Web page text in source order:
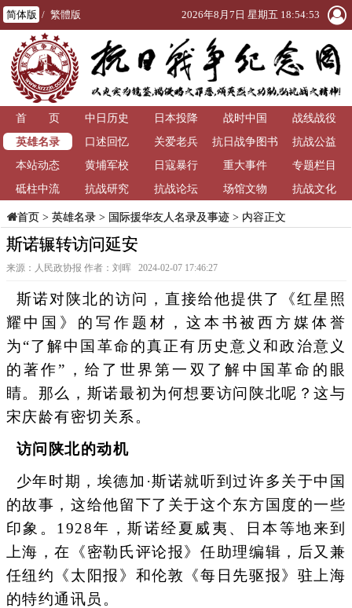
简体版 / 繁體版 2026年8月7日 星期五 18:54:53
首 页 中日历史 日本投降 战时中国
战线战役
英雄名录
口述回忆 关爱老兵
抗日战争图书
馆
抗战公益
本站动态
黄埔军校 日寇暴行 重大事件
专题栏目
砥柱中流
抗战研究 抗战论坛 场馆文物 抗战文化
首页> 英雄名录> 国际援华友人名录及事迹> 内容正文
斯诺辗转访问延安
来源：人民政协报 作者：刘晖 2024-02-07 17:46:27
斯诺对陕北的访问，直接给他提供了《红星照
耀中国》的写作题材，这本书被西方媒体誉
为“了解中国革命的真正有历史意义和政治意义
的著作”，给了世界第一双了解中国革命的眼
睛。那么，斯诺最初为何想要访问陕北呢？这与
宋庆龄有密切关系。
访问陕北的动机
少年时期，埃德加·斯诺就听到过许多关于中国
的故事，这给他留下了关于这个东方国度的一些
印象。1928年，斯诺经夏威夷、日本等地来到
上海，在《密勒氏评论报》任助理编辑，后又兼
任纽约《太阳报》和伦敦《每日先驱报》驻上海
的特约通讯员。